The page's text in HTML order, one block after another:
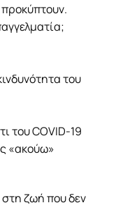
του
του COVID-19
«ακούω»
στη ζωή που δεν